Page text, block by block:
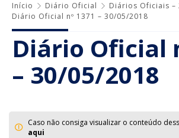
Início Diário Oficial
Diários Oficiais –
Diário Oficial nº 1371 – 30/05/2018
Diário Oficial
– 30/05/2018
Caso não consiga visualizar o conteúdo
aqui